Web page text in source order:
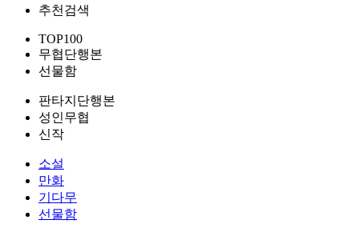
추천검색
TOP100
무협단행본
선물함
판타지단행본
성인무협
신작
소설
만화
기다무
선물함